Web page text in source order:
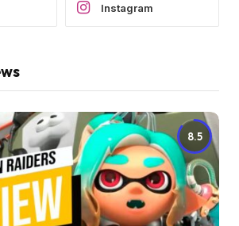
Instagram
8.5